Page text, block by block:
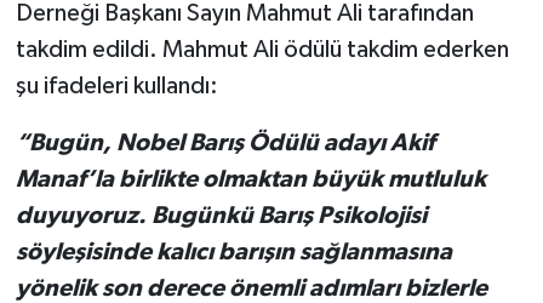
Derneği Başkanı Sayın Mahmut Ali tarafından
takdim edildi. Mahmut Ali ödülü takdim ederken
şu ifadeleri kullandı:
“Bugün, Nobel Barış Ödülü adayı Akif
Manaf’la birlikte olmaktan büyük mutluluk
duyuyoruz. Bugünkü Barış Psikolojisi
söyleşisinde kalıcı barışın sağlanmasına
yönelik son derece önemli adımları bizlerle
Siyaset
Spor
Teknoloji
Vasıta
Vefat Haberleri